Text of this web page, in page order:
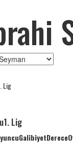
Lig
Lig
GalibiyetDerece